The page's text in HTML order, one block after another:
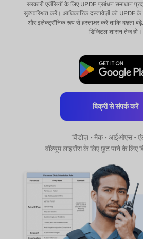
सरकारी एजेंसियों के लिए UPDF प्रबंधन समाधान
सुव्यवस्थित करें। आधिकारिक दस्तावेज़ों को UPDF के
और इलेक्ट्रॉनिक रूप से हस्ताक्षर करें ताकि दक्षता
डिजिटल शासन तेज हो।
मुफ्त डाउनलोड
बिक्री से संपर्क करें
विंडोज़ • मैक • आईओएस •
वॉल्यूम लाइसेंस के लिए छूट पाने के लिए